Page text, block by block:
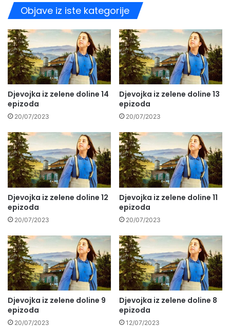
Objave iz iste kategorije
Djevojka iz zelene doline 14
epizoda
20/07/2023
Djevojka iz zelene doline 13
epizoda
20/07/2023
Djevojka iz zelene doline 12
epizoda
20/07/2023
Djevojka iz zelene doline 11
epizoda
20/07/2023
Djevojka iz zelene doline 9
epizoda
20/07/2023
Djevojka iz zelene doline 8
epizoda
12/07/2023